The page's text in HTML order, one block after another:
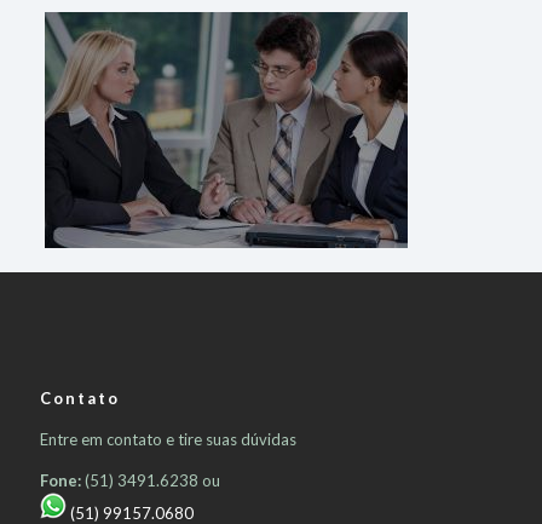
Contato
Entre em contato e tire suas dúvidas
Fone:(51) 3491.6238 ou
(51) 99157.0680